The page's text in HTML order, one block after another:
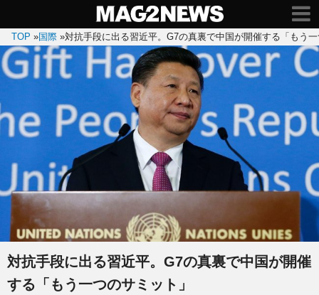
TOP »国際 »対抗手段に出る習近平。G7の真裏で中国が開催する「もう
対抗手段に出る習近平。G7の真裏で中国が開催
する「もう一つのサミット」